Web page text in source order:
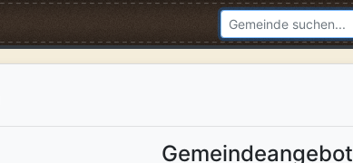
Gemeindeangebot